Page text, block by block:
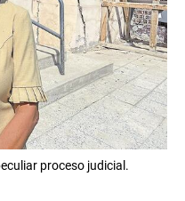
proceso judicial.